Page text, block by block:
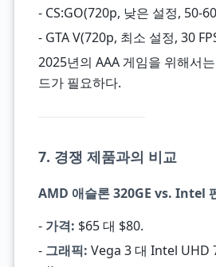
- CS:GO(720p, 낮은 설정, 50-
- GTA V(720p, 최소 설정, 30
2025년의 AAA 게임을 위해서
드가 필요하다.
7. 경쟁 제품과의 비교
AMD 애슬론 320GE vs. Intel
- 가격: $65 대 $80.
- 그래픽: Vega 3 대 Intel UHD